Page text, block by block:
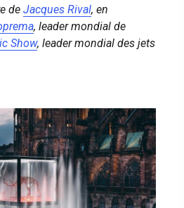
de Jacques Rival, en
, leader mondial de
Show, leader mondial des jets